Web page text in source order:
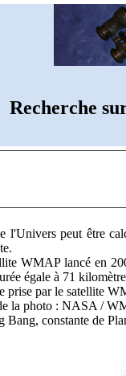
Recherche
l'Univers peut être
WMAP lancé en
égale à 71
prise par le satellite
la photo : NASA /
Bang, constante de